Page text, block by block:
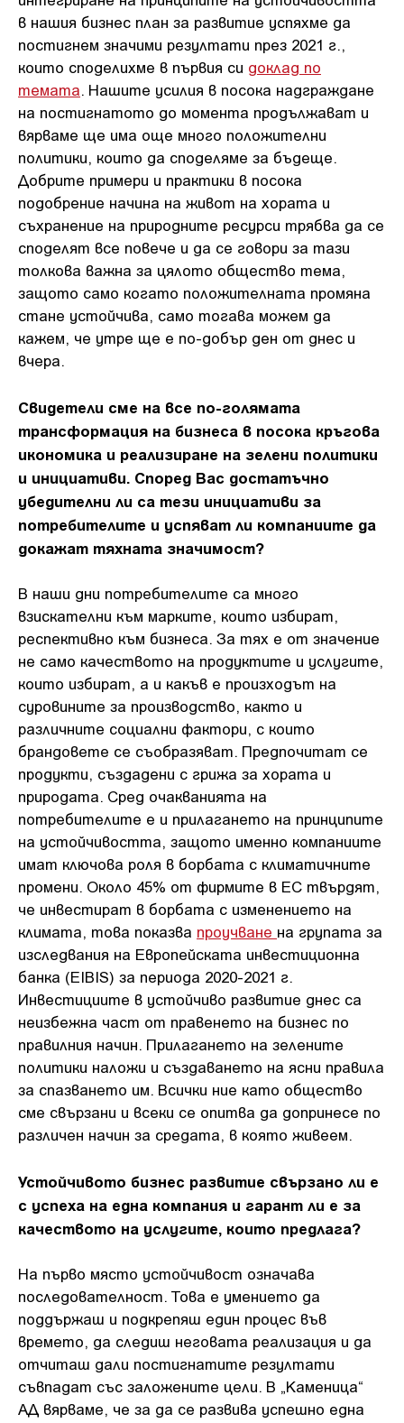
в нашия бизнес план за развитие успяхме да
постигнем значими резултати през 2021 г.,
които споделихме в първия си доклад по
темата. Нашите усилия в посока надграждане
на постигнатото до момента продължават и
вярваме ще има още много положителни
политики, които да споделяме за бъдеще.
Добрите примери и практики в посока
подобрение начина на живот на хората и
съхранение на природните ресурси трябва да се
споделят все повече и да се говори за тази
толкова важна за цялото общество тема,
защото само когато положителната промяна
стане устойчива, само тогава можем да
кажем, че утре ще е по-добър ден от днес и
вчера.
Свидетели сме на все по-голямата
трансформация на бизнеса в посока кръгова
икономика и реализиране на зелени политики
и инициативи. Според Вас достатъчно
убедителни ли са тези инициативи за
потребителите и успяват ли компаниите да
докажат тяхната значимост?
В наши дни потребителите са много
взискателни към марките, които избират,
респективно към бизнеса. За тях е от значение
не само качеството на продуктите и услугите,
които избират, а и какъв е произходът на
суровините за производство, както и
различните социални фактори, с които
брандовете се съобразяват. Предпочитат се
продукти, създадени с грижа за хората и
природата. Сред очакванията на
потребителите е и прилагането на принципите
на устойчивостта, защото именно компаниите
имат ключова роля в борбата с климатичните
промени. Около 45% от фирмите в ЕС твърдят,
че инвестират в борбата с изменението на
климата, това показва проучване на групата за
изследвания на Европейската инвестиционна
банка (EIBIS) за периода 2020-2021 г.
Инвестициите в устойчиво развитие днес са
неизбежна част от правенето на бизнес по
правилния начин. Прилагането на зелените
политики наложи и създаването на ясни правила
за спазването им. Всички ние като общество
сме свързани и всеки се опитва да допринесе по
различен начин за средата, в която живеем.
Устойчивото бизнес развитие свързано ли е
с успеха на една компания и гарант ли е за
качеството на услугите, които предлага?
На първо място устойчивост означава
последователност. Това е умението да
поддържаш и подкрепяш един процес във
времето, да следиш неговата реализация и да
отчиташ дали постигнатите резултати
съвпадат със заложените цели. В „Каменица“
АД вярвaме, че за да се развива успешно една